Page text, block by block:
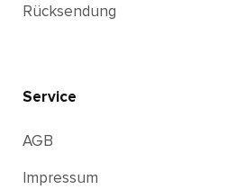
Rücksendung
Service
AGB
Impressum